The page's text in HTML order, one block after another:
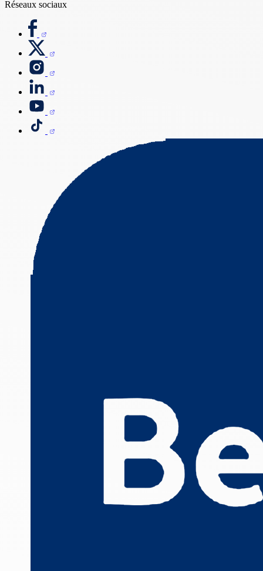
Réseaux sociaux